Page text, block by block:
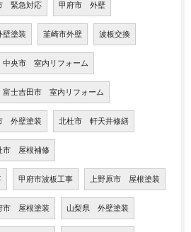
緊急対応 甲府市 外壁
塗装 韮崎市外壁 波板交換
中央市 室内リフォーム
富士吉田市 室内リフォーム
外壁塗装 北杜市 軒天井修繕
市 屋根補修
甲府市波板工事 上野原市 屋根塗装
市 屋根塗装 山梨県 外壁塗装